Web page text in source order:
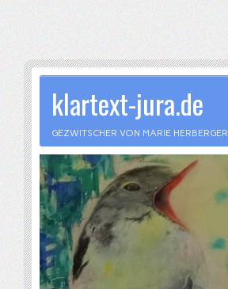
klartext-jura.de
GEZWITSCHER VON MARIE HERBERGER